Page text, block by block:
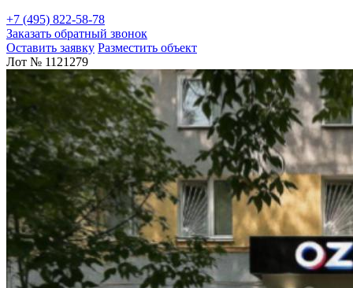
+7 (495) 822-58-78
Заказать обратный звонок
Оставить заявку Разместить объект
Лот № 1121279